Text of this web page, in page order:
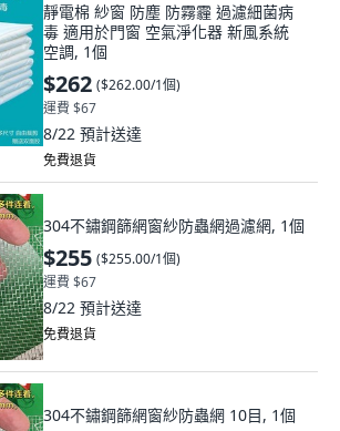
靜電棉 紗窗 防塵 防霧霾 過濾細菌病
毒 適用於門窗 空氣淨化器 新風系統
空調, 1個
$262 ($262.00/1個)
運費 $67
8/22 預計送達
免費退貨
304不鏽鋼篩網窗紗防蟲網過濾網, 1個
$255 ($255.00/1個)
運費 $67
8/22 預計送達
免費退貨
304不鏽鋼篩網窗紗防蟲網 10目, 1個